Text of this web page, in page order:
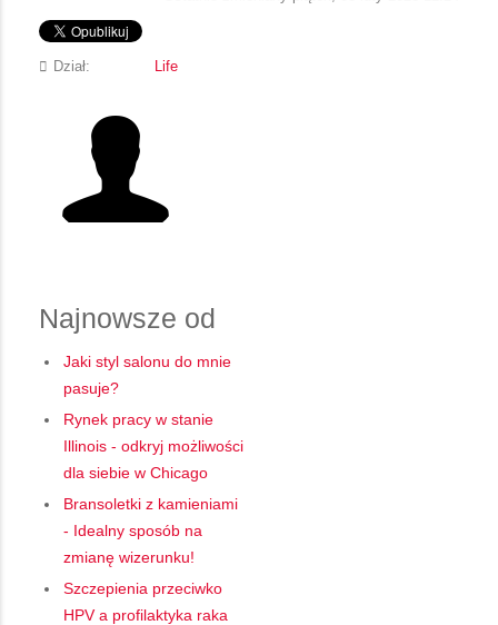
Dział: Life
Najnowsze od
Jaki styl salonu do mnie
pasuje?
Rynek pracy w stanie
Illinois - odkryj możliwości
dla siebie w Chicago
Bransoletki z kamieniami
- Idealny sposób na
zmianę wizerunku!
Szczepienia przeciwko
HPV a profilaktyka raka